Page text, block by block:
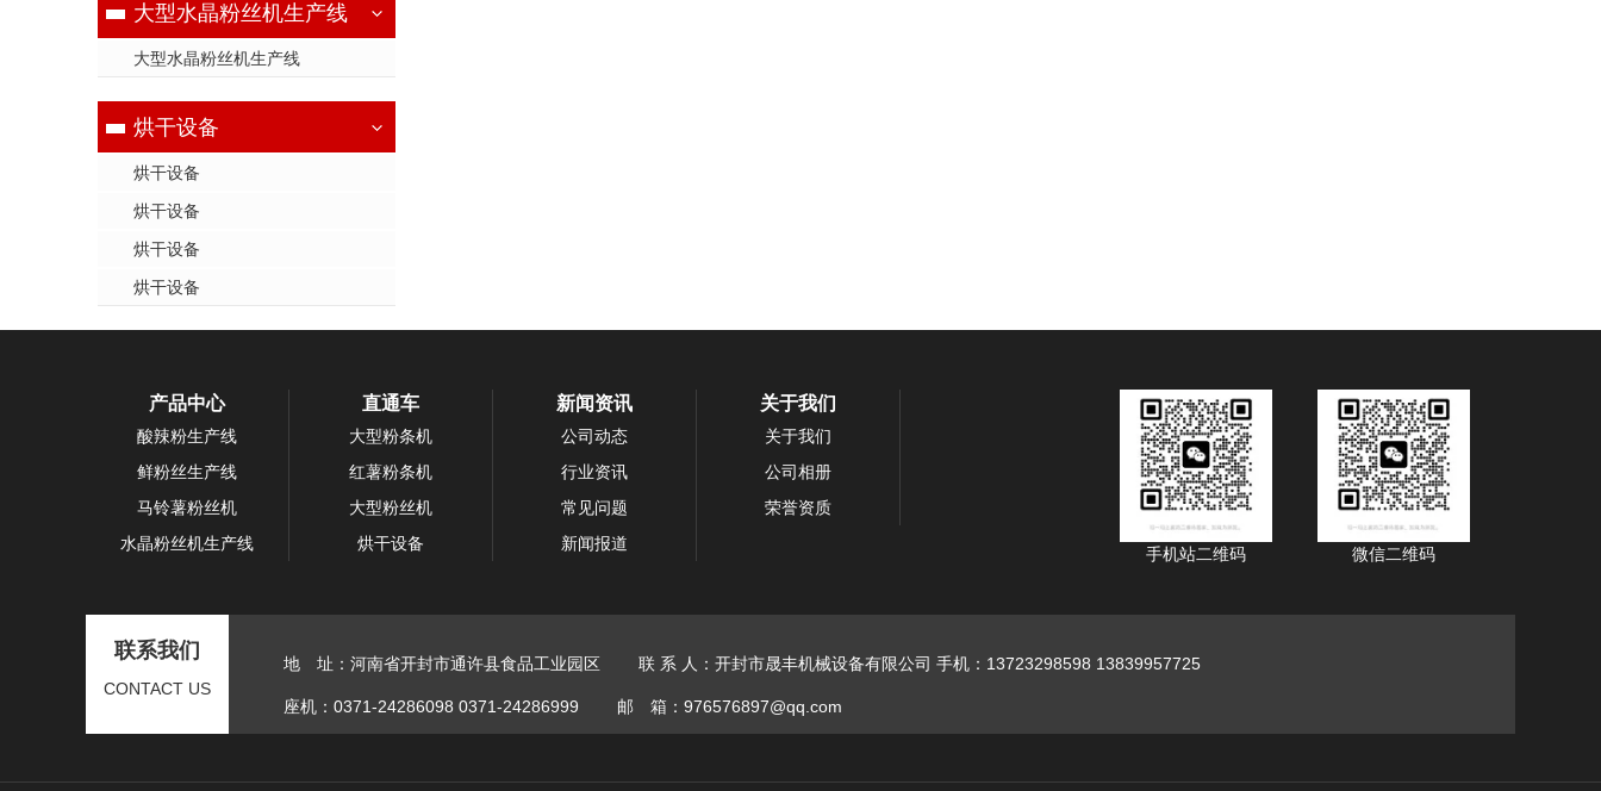
大型水晶粉丝机生产线
大型水晶粉丝机生产线
烘干设备
烘干设备
烘干设备
烘干设备
烘干设备
产品中心
酸辣粉生产线
鲜粉丝生产线
马铃薯粉丝机
水晶粉丝机生产线
直通车
大型粉条机
红薯粉条机
大型粉丝机
烘干设备
新闻资讯
公司动态
行业资讯
常见问题
新闻报道
关于我们
关于我们
公司相册
荣誉资质
微信二维码
手机站二维码
联系我们
CONTACT US
地 址：河南省开封市通许县食品工业园区 联 系 人：开封市晟丰机械设备有限公司 手机：13723298598 13839957725
座机：0371-24286098 0371-24286999 邮 箱：976576897@qq.com